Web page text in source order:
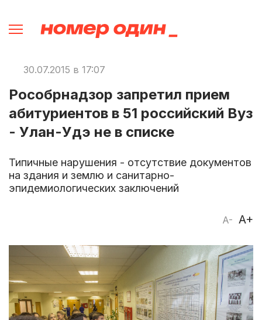
30.07.2015 в 17:07
Рособрнадзор запретил прием
абитуриентов в 51 российский Вуз
- Улан-Удэ не в списке
Типичные нарушения - отсутствие документов
на здания и землю и санитарно-
эпидемиологических заключений
A- A+